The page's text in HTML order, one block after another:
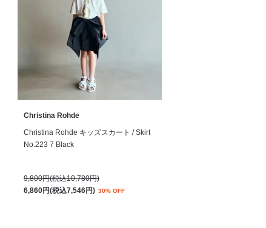
Christina Rohde
Christina Rohde キッズスカート / Skirt
No.223 7 Black
9,800円(税込10,780円)
6,860円(税込7,546円) 30% OFF